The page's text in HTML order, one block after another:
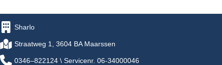
Sharlo
Straatweg 1, 3604 BA Maarssen
0346–822124 \ Servicenr. 06-34000046